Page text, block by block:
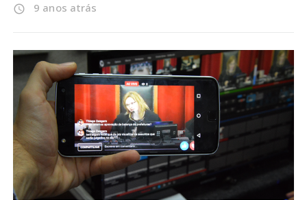
access_time 9 anos atrás